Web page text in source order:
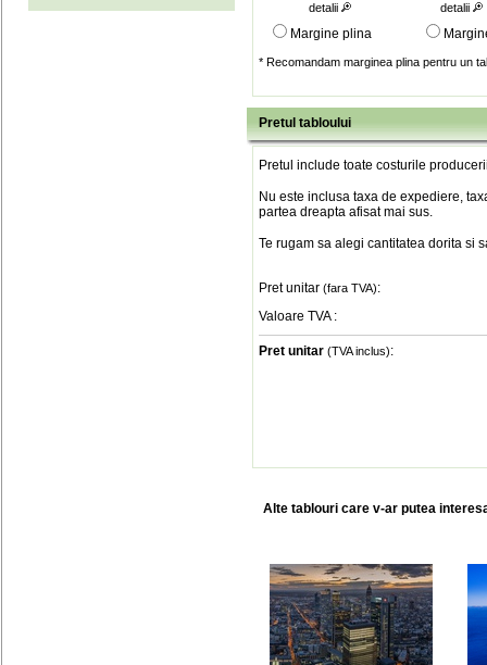
detalii detalii
Margine plina
* Recomandam marginea plina pentru un
Pretul tabloului
Pretul include toate costurile
Nu este inclusa taxa de expediere,
partea dreapta afisat mai sus.
Te rugam sa alegi cantitatea dorita si
Pret unitar (fara TVA):
Valoare TVA :
Pret unitar (TVA inclus):
Alte tablouri care v-ar putea